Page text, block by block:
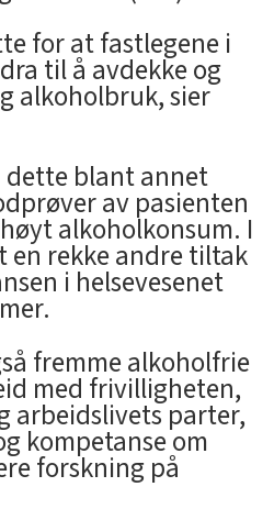
for at fastlegene i
til å avdekke og
alkoholbruk, sier
dette blant annet
av pasienten
alkoholkonsum. I
en rekke andre tiltak
i helsevesenet
fremme alkoholfrie
med frivilligheten,
arbeidslivets parter,
kompetanse om
forskning på